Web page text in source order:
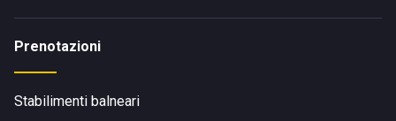
Prenotazioni
Stabilimenti balneari